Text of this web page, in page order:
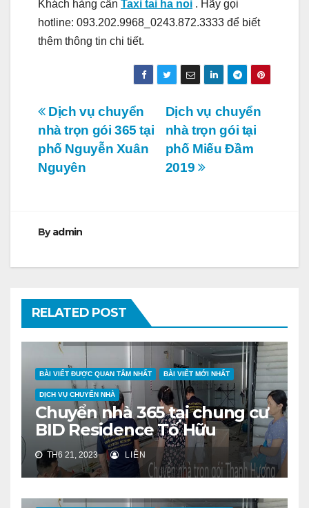
Khách hàng cần Taxi tai ha noi . Hãy gọi
hotline: 093.202.9968_0243.872.3333 để biết
thêm thông tin chi tiết.
Điều
hướng
bài
Dịch vụ chuyển
nhà trọn gói tại
phố Miếu Đầm
2019
Dịch vụ chuyển
nhà trọn gói 365 tại
phố Nguyễn Xuân
Nguyên
Byadmin
RELATED POST
BÀI VIẾT ĐƯỢC QUAN TÂM NHẤT BÀI VIẾT MỚI NHẤT
DỊCH VỤ CHUYỂN NHÀ
Chuyển nhà 365 tại chung cư
BID Residence Tố Hữu
TH6 21, 2023 LIÊN